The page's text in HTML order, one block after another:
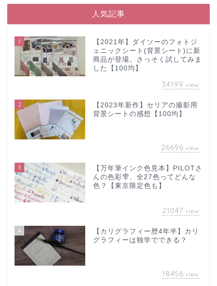
人気記事
1
【2021年】ダイソーのフォトジ
ェニックシート(背景シート)に新
商品が登場。さっそく試してみま
した【100均】
34199 view
2
【2023年新作】セリアの撮影用
背景シートの感想【100均】
26696 view
3
【万年筆インク色見本】PILOTさ
んの色彩雫、全27色ってどんな
色？【東京限定色も】
21047 view
4
【カリグラフィー歴4年半】カリ
グラフィーは独学でできる？
18456 view